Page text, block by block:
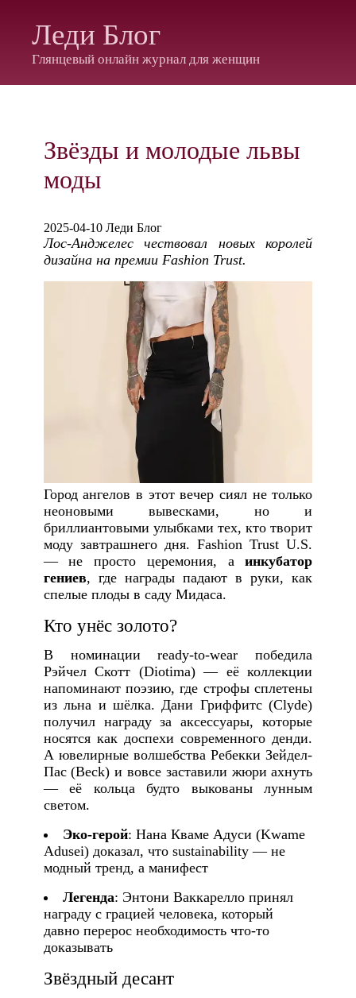
Леди Блог
Глянцевый онлайн журнал для женщин
Звёзды и молодые львы
моды
2025-04-10 Леди Блог
Лос-Анджелес чествовал новых королей
дизайна на премии Fashion Trust.
Город ангелов в этот вечер сиял не только
неоновыми вывесками, но и
бриллиантовыми улыбками тех, кто творит
моду завтрашнего дня. Fashion Trust U.S.
— не просто церемония, аинкубатор
гениев, где награды падают в руки, как
спелые плоды в саду Мидаса.
Кто унёс золото?
В номинации ready-to-wear победила
Рэйчел Скотт (Diotima) — её коллекции
напоминают поэзию, где строфы сплетены
из льна и шёлка. Дани Гриффитс (Clyde)
получил награду за аксессуары, которые
носятся как доспехи современного денди.
А ювелирные волшебства Ребекки Зейдел-
Пас (Beck) и вовсе заставили жюри ахнуть
— её кольца будто выкованы лунным
светом.
Эко-герой: Нана Кваме Адуси (Kwame
Adusei) доказал, что sustainability — не
модный тренд, а манифест
Легенда: Энтони Ваккарелло принял
награду с грацией человека, который
давно перерос необходимость что-то
доказывать
Звёздный десант